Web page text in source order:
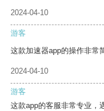
2024-04-10
游客
这款加速器app的操作非常
2024-04-10
游客
这款app的客服非常专业，